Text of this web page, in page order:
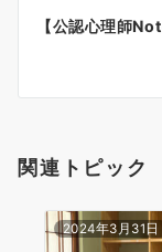
シ
ン
【公認心理師
関連トピック
2024年3月31日